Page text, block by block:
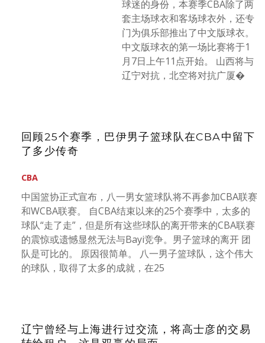
球迷的身份，本赛季CBA除了两
套主场球衣和客场球衣外，还专
门为俱乐部推出了中文版球衣。
中文版球衣的第一场比赛将于1
月7日上午11点开始。 山西将与
辽宁对抗，北空将对抗广厦�
回顾25个赛季，巴伊男子篮球队在CBA中留下
了多少传奇
CBA
中国篮协正式宣布，八一男女篮球队将不再参加CBA联赛
和WCBA联赛。 自CBA结束以来的25个赛季中，太多的
球队“走了走”，但是所有这些球队的离开带来的CBA联赛
的震惊或遗憾显然无法与Bayi竞争。男子篮球的离开 团
队是可比的。 原因很简单。 八一男子篮球队，这个伟大
的球队，取得了太多的成就，在25
辽宁曾经与上海进行过交流，将高士彦的交易